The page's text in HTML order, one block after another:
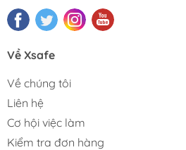
Về Xsafe
Về chúng tôi
Liên hệ
Cơ hội việc làm
Kiểm tra đơn hàng